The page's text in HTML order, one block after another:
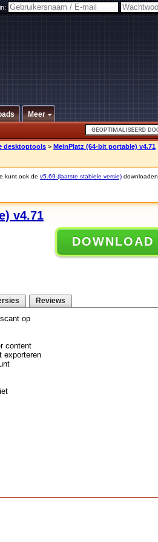
Meer
desktoptools > MeinPlatz (64-bit portable) v4.71
kunt ook de v5.69 (laatste stabiele versie) downloaden.
v4.71
DOWNLOAD
Reviews
op
content
exporteren